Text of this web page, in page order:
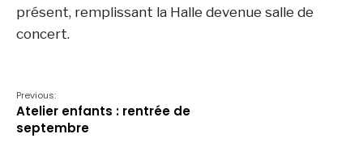
présent, remplissant la Halle devenue salle de
concert.
Previous:
Atelier enfants : rentrée de
septembre